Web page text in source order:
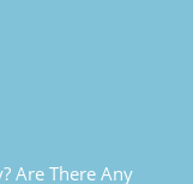
Are There Any